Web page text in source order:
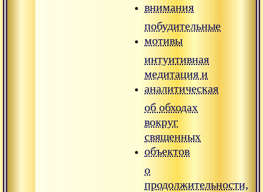
внимания
побудительные
мотивы
интуитивная
медитация и
аналитическая
об обходах
вокруг
священных
объектов
о
продолжительности,